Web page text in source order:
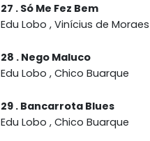
27 . Só Me Fez Bem
Edu Lobo , Vinícius de Moraes
28 . Nego Maluco
Edu Lobo , Chico Buarque
29 . Bancarrota Blues
Edu Lobo , Chico Buarque